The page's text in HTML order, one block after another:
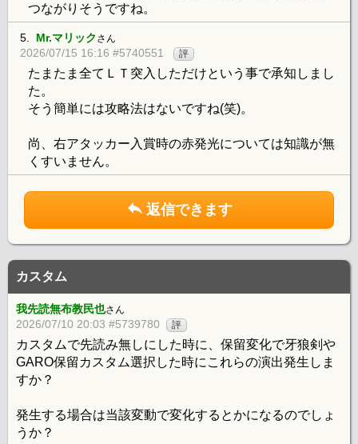
つながりそうですね。
5. Mr.マリック さん
2026/07/15 16:16 #5740551 評
たまたま全てＬＴ突入しただけという事で承知しまし
た。
そう簡単には攻略法はないですね(笑)。
尚、右アタッカー入賞時の赤発光については知識が無
くすいません。
返信できます
カスタム
我先読無布教民也さん
2026/07/10 20:03 #5739780 評
カスタムで先読み無しにした時に、保留変化で牙狼剣や
GARO保留カスタム選択した時にこれらの演出発生しま
すか？
発生する場合は当該変動で変化するとかになるのでしょ
うか？